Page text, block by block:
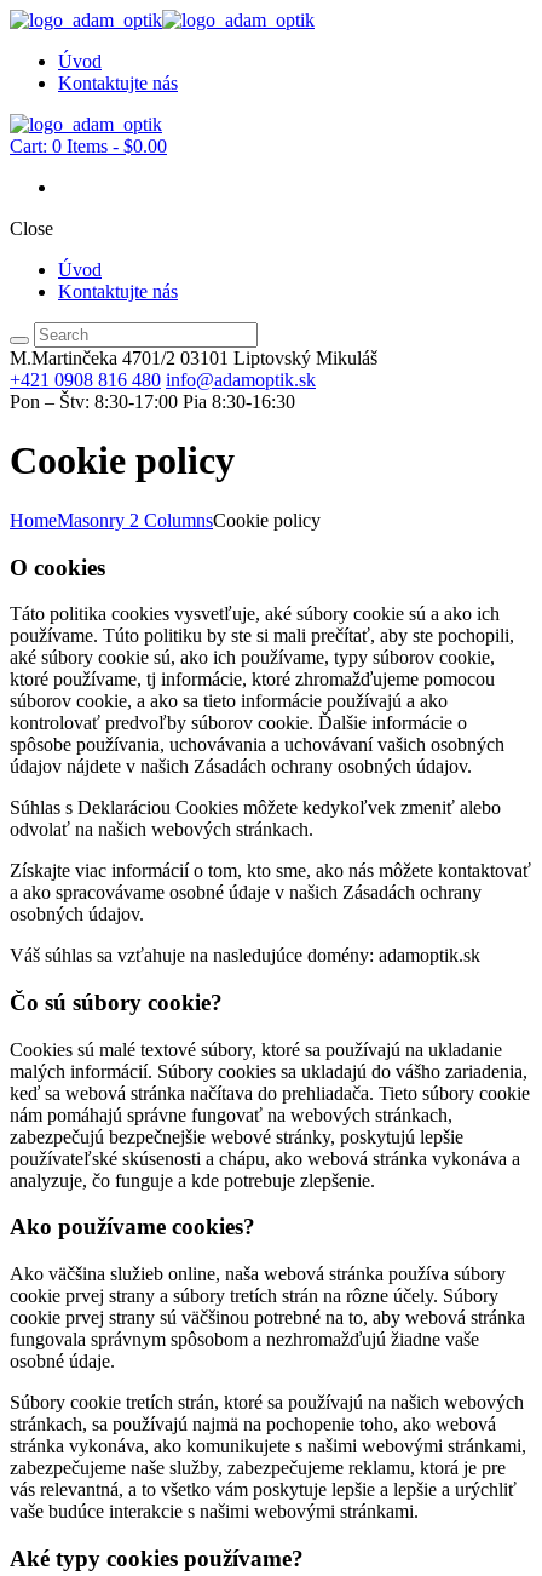
Úvod
Kontaktujte nás
Cart: 0 Items - $0.00
Close
Úvod
Kontaktujte nás
M.Martinčeka 4701/2 03101 Liptovský Mikuláš
+421 0908 816 480 info@adamoptik.sk
Pon – Štv: 8:30-17:00 Pia 8:30-16:30
Cookie policy
HomeMasonry 2 ColumnsCookie policy
O cookies
Táto politika cookies vysvetľuje, aké súbory cookie sú a ako ich
používame. Túto politiku by ste si mali prečítať, aby ste pochopili,
aké súbory cookie sú, ako ich používame, typy súborov cookie,
ktoré používame, tj informácie, ktoré zhromažďujeme pomocou
súborov cookie, a ako sa tieto informácie používajú a ako
kontrolovať predvoľby súborov cookie. Ďalšie informácie o
spôsobe používania, uchovávania a uchovávaní vašich osobných
údajov nájdete v našich Zásadách ochrany osobných údajov.
Súhlas s Deklaráciou Cookies môžete kedykoľvek zmeniť alebo
odvolať na našich webových stránkach.
Získajte viac informácií o tom, kto sme, ako nás môžete kontaktovať
a ako spracovávame osobné údaje v našich Zásadách ochrany
osobných údajov.
Váš súhlas sa vzťahuje na nasledujúce domény: adamoptik.sk
Čo sú súbory cookie?
Cookies sú malé textové súbory, ktoré sa používajú na ukladanie
malých informácií. Súbory cookies sa ukladajú do vášho zariadenia,
keď sa webová stránka načítava do prehliadača. Tieto súbory cookie
nám pomáhajú správne fungovať na webových stránkach,
zabezpečujú bezpečnejšie webové stránky, poskytujú lepšie
používateľské skúsenosti a chápu, ako webová stránka vykonáva a
analyzuje, čo funguje a kde potrebuje zlepšenie.
Ako používame cookies?
Ako väčšina služieb online, naša webová stránka používa súbory
cookie prvej strany a súbory tretích strán na rôzne účely. Súbory
cookie prvej strany sú väčšinou potrebné na to, aby webová stránka
fungovala správnym spôsobom a nezhromažďujú žiadne vaše
osobné údaje.
Súbory cookie tretích strán, ktoré sa používajú na našich webových
stránkach, sa používajú najmä na pochopenie toho, ako webová
stránka vykonáva, ako komunikujete s našimi webovými stránkami,
zabezpečujeme naše služby, zabezpečujeme reklamu, ktorá je pre
vás relevantná, a to všetko vám poskytuje lepšie a lepšie a urýchliť
vaše budúce interakcie s našimi webovými stránkami.
Aké typy cookies používame?